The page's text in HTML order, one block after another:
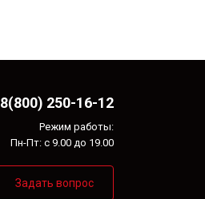
8(800) 250-16-12
Режим работы:
Пн-Пт: с 9.00 до 19.00
Задать вопрос